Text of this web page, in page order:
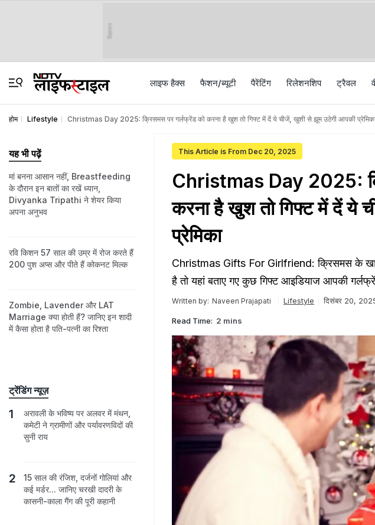
विज्ञापन
लाइफ हैक्स फैशन/ब्‍यूटी पैरेंटिंग रिलेशनशिप ट्रैवल
होम Lifestyle Christmas Day 2025: क्रिसमस पर गर्लफ्रेंड को करना है खुश तो गिफ्ट में दें ये चीजें, खुशी से झूम उठेगी आपकी
This Article is From Dec 20, 2025
Christmas Day 2025:
करना है खुश तो गिफ्ट में दें ये
प्रेमिका
Christmas Gifts For Girlfriend: क्रिसमस के
है तो यहां बताए गए कुछ गिफ्ट आइडियाज आपकी
Written by: Naveen Prajapati Lifestyle दिसंबर 20,
Read Time: 2 mins
यह भी पढ़ें
मां बनना आसान नहीं, Breastfeeding
के दौरान इन बातों का रखें ध्यान,
Divyanka Tripathi ने शेयर किया
अपना अनुभव
रव‍ि क‍िशन 57 साल की उम्र में रोज करते हैं
200 पुश अप्‍स और पीते हैं कोकनट म‍िल्‍क
Zombie, Lavender और LAT
Marriage क्या होती हैं? जानिए इन शादी
में कैसा होता है पति-पत्नी का रिश्ता
ट्रेंडिंग न्यूज़
अरावली के भविष्य पर अलवर में मंथन,
कमेटी ने ग्रामीणों और पर्यावरणविदों की
सुनी राय
15 साल की रंजिश, दर्जनों गोलियां और
कई मर्डर... जानिए चरखी दादरी के
कासनी-काला गैंग की पूरी कहानी